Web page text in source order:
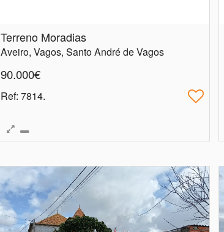
Terreno Moradias
Aveiro, Vagos, Santo André de Vagos
90.000€
Ref: 7814.